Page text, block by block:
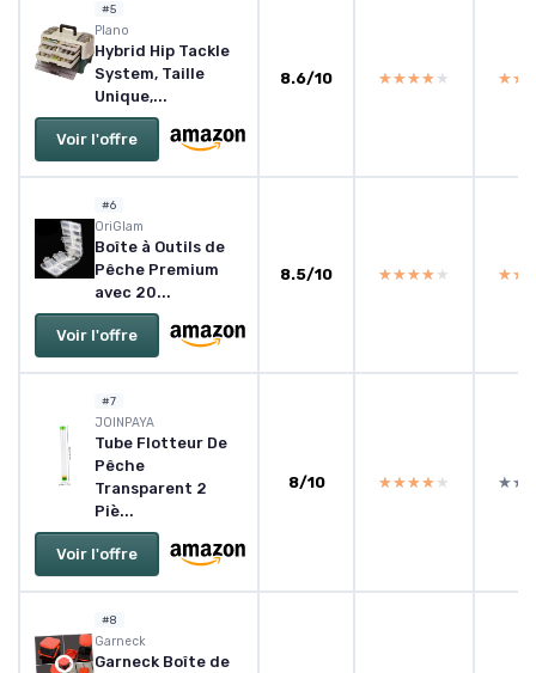
#5
Plano
Hybrid Hip Tackle
System, Taille
Unique,...
Voir l'offre
8.6/10 ★★★★★
★★★★★
#6
OriGlam
Boîte à Outils de
Pêche Premium
avec 20...
Voir l'offre
8.5/10 ★★★★★
★★★★★
#7
‎JOINPAYA
Tube Flotteur De
Pêche
Transparent 2
Piè...
Voir l'offre
8/10 ★★★★★
★★★★★
#8
Garneck
Garneck Boîte de